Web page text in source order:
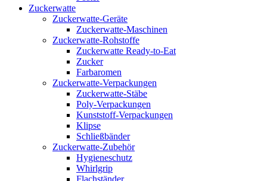
Zucker­watte
Zuckerwatte-Geräte
Zuckerwatte-Maschinen
Zuckerwatte-Rohstoffe
Zuckerwatte Ready-to-Eat
Zucker
Farbaromen
Zuckerwatte-Verpackungen
Zuckerwatte-Stäbe
Poly-Verpackungen
Kunststoff-Verpackungen
Klipse
Schließbänder
Zuckerwatte-Zubehör
Hygieneschutz
Whirlgrip
Flachständer